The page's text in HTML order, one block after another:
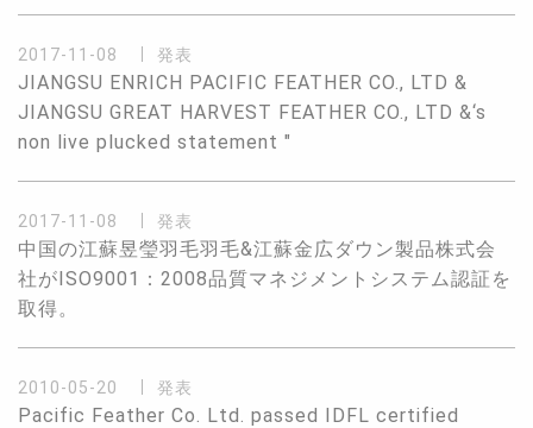
2017-11-08 発表
JIANGSU ENRICH PACIFIC FEATHER CO., LTD &
JIANGSU GREAT HARVEST FEATHER CO., LTD &‘s
non live plucked statement "
2017-11-08 発表
中国の江蘇昱瑩羽毛羽毛&江蘇金広ダウン製品株式会
社がISO9001：2008品質マネジメントシステム認証を
取得。
2010-05-20 発表
Pacific Feather Co. Ltd. passed IDFL certified